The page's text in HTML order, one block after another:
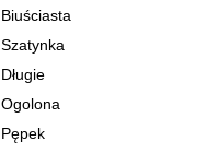
Biuściasta
Szatynka
Długie
Ogolona
Pępek